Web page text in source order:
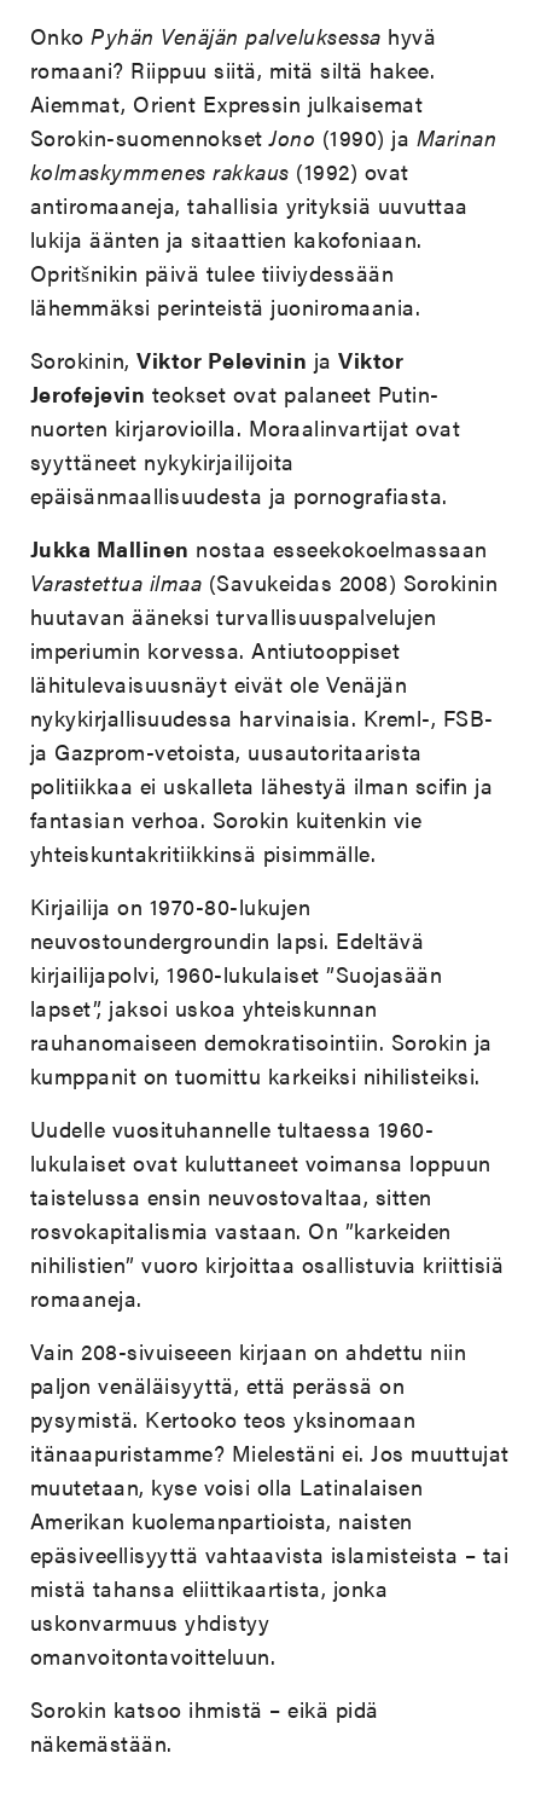
OnkoPyhän Venäjän palveluksessa hyvä
romaani? Riippuu siitä, mitä siltä hakee.
Aiemmat, Orient Expressin julkaisemat
Sorokin-suomennoksetJono (1990) ja Marinan
kolmaskymmenes rakkaus (1992) ovat
antiromaaneja, tahallisia yrityksiä uuvuttaa
lukija äänten ja sitaattien kakofoniaan.
Opritšnikin päivä tulee tiiviydessään
lähemmäksi perinteistä juoniromaania.
Sorokinin,Viktor Pelevinin jaViktor
Jerofejevin teokset ovat palaneet Putin-
nuorten kirjarovioilla. Moraalinvartijat ovat
syyttäneet nykykirjailijoita
epäisänmaallisuudesta ja pornografiasta.
Jukka Mallinen nostaa esseekokoelmassaan
Varastettua ilmaa (Savukeidas 2008) Sorokinin
huutavan ääneksi turvallisuuspalvelujen
imperiumin korvessa. Antiutooppiset
lähitulevaisuusnäyt eivät ole Venäjän
nykykirjallisuudessa harvinaisia. Kreml-, FSB-
ja Gazprom-vetoista, uusautoritaarista
politiikkaa ei uskalleta lähestyä ilman scifin ja
fantasian verhoa. Sorokin kuitenkin vie
yhteiskuntakritiikkinsä pisimmälle.
Kirjailija on 1970-80-lukujen
neuvostoundergroundin lapsi. Edeltävä
kirjailijapolvi, 1960-lukulaiset ”Suojasään
lapset”, jaksoi uskoa yhteiskunnan
rauhanomaiseen demokratisointiin. Sorokin ja
kumppanit on tuomittu karkeiksi nihilisteiksi.
Uudelle vuosituhannelle tultaessa 1960-
lukulaiset ovat kuluttaneet voimansa loppuun
taistelussa ensin neuvostovaltaa, sitten
rosvokapitalismia vastaan. On ”karkeiden
nihilistien” vuoro kirjoittaa osallistuvia kriittisiä
romaaneja.
Vain 208-sivuiseeen kirjaan on ahdettu niin
paljon venäläisyyttä, että perässä on
pysymistä. Kertooko teos yksinomaan
itänaapuristamme? Mielestäni ei. Jos muuttujat
muutetaan, kyse voisi olla Latinalaisen
Amerikan kuolemanpartioista, naisten
epäsiveellisyyttä vahtaavista islamisteista – tai
mistä tahansa eliittikaartista, jonka
uskonvarmuus yhdistyy
omanvoitontavoitteluun.
Sorokin katsoo ihmistä – eikä pidä
näkemästään.